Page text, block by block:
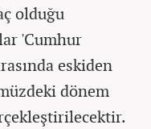
olduğu
'Cumhur
eskiden
dönem